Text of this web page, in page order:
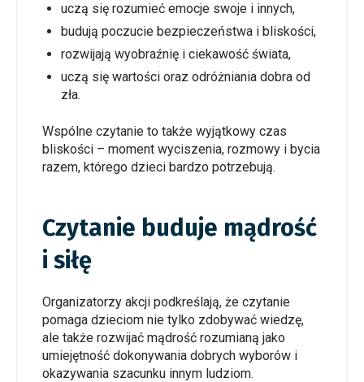
uczą się rozumieć emocje swoje i innych,
budują poczucie bezpieczeństwa i bliskości,
rozwijają wyobraźnię i ciekawość świata,
uczą się wartości oraz odróżniania dobra od
zła.
Wspólne czytanie to także wyjątkowy czas
bliskości – moment wyciszenia, rozmowy i bycia
razem, którego dzieci bardzo potrzebują.
Czytanie buduje mądrość
i siłę
Organizatorzy akcji podkreślają, że czytanie
pomaga dzieciom nie tylko zdobywać wiedzę,
ale także rozwijać mądrość rozumianą jako
umiejętność dokonywania dobrych wyborów i
okazywania szacunku innym ludziom.